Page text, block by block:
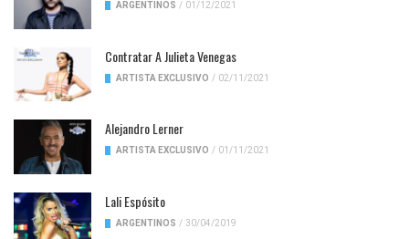
ARGENTINOS / 01/12/2021
Contratar A Julieta Venegas
ARTISTA EXCLUSIVO / 02/11/2021
Alejandro Lerner
ARTISTA EXCLUSIVO / 01/11/2021
Lali Espósito
ARGENTINOS / 30/04/2019